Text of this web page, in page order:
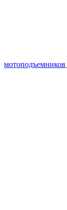
мотоподъемников